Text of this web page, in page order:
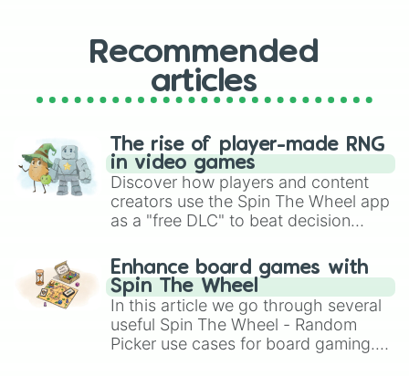
บำเรอสุข
ฉุนเฉียว
Recommended
articles
The rise of player-made RNG
in video games
Discover how players and content
creators use the Spin The Wheel app
as a "free DLC" to beat decision
challenge runs, and randomize
gameplay in hit titles like Roblox,
Brawl Stars, OSRS, and Mario Kart!
Enhance board games with
Spin The Wheel
In this article we go through several
useful Spin The Wheel - Random
Picker use cases for board gaming.